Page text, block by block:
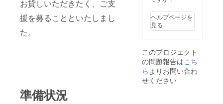
お貸しいただきたく、ご支
援を募ることといたしまし
た。
準備状況
ヘルプページを
見る
このプロジェクト
の問題報告はこち
らよりお問い合わ
せください